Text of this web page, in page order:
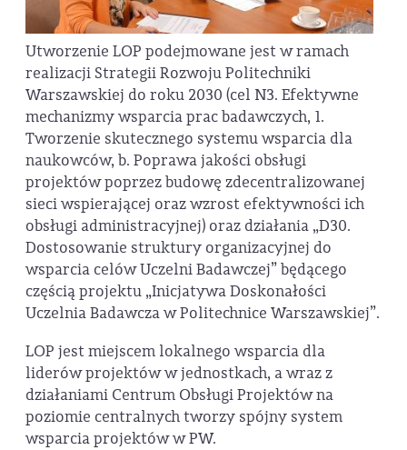
Utworzenie LOP podejmowane jest w ramach
realizacji Strategii Rozwoju Politechniki
Warszawskiej do roku 2030 (cel N3. Efektywne
mechanizmy wsparcia prac badawczych, 1.
Tworzenie skutecznego systemu wsparcia dla
naukowców, b. Poprawa jakości obsługi
projektów poprzez budowę zdecentralizowanej
sieci wspierającej oraz wzrost efektywności ich
obsługi administracyjnej) oraz działania „D30.
Dostosowanie struktury organizacyjnej do
wsparcia celów Uczelni Badawczej” będącego
częścią projektu „Inicjatywa Doskonałości
Uczelnia Badawcza w Politechnice Warszawskiej”.
LOP jest miejscem lokalnego wsparcia dla
liderów projektów w jednostkach, a wraz z
działaniami Centrum Obsługi Projektów na
poziomie centralnych tworzy spójny system
wsparcia projektów w PW.